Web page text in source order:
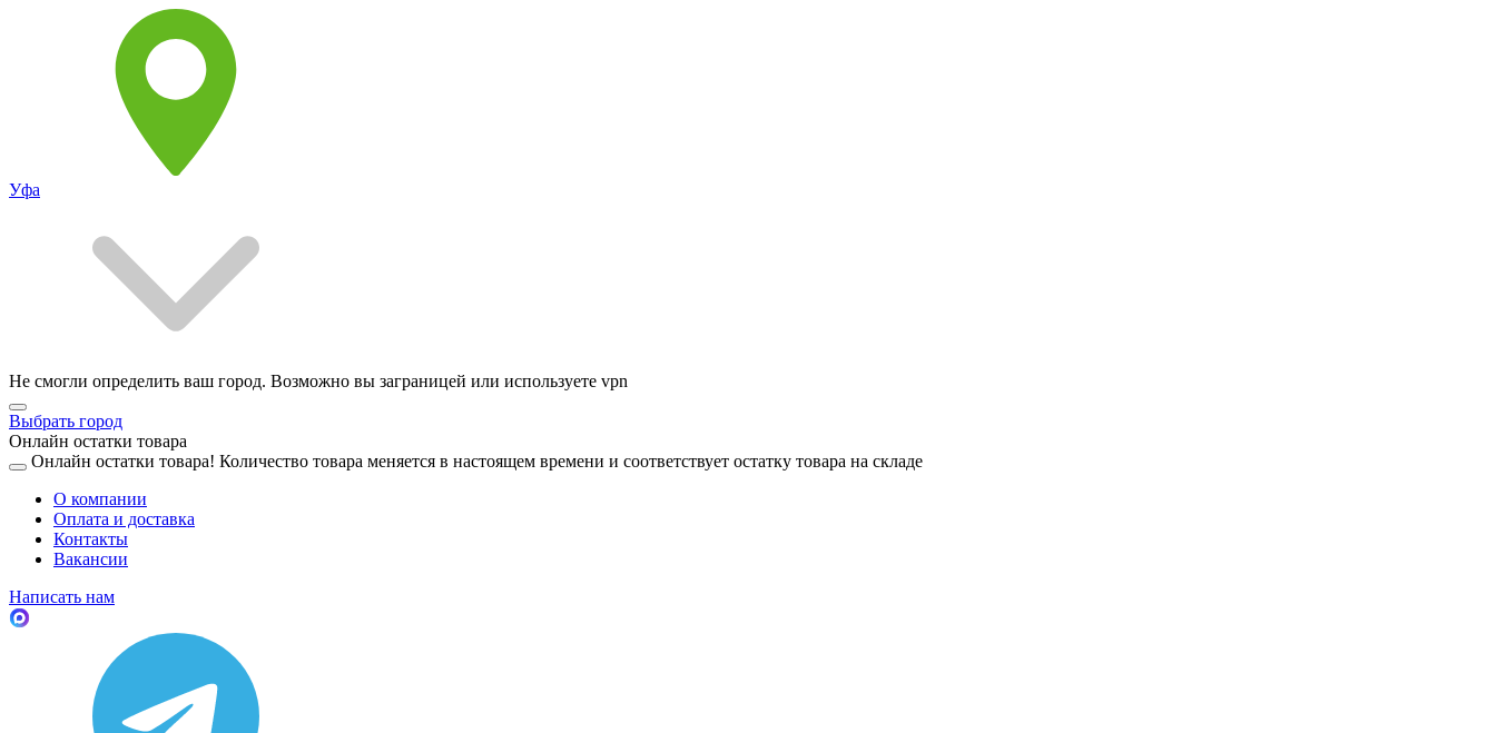
Уфа
Не смогли определить ваш город. Возможно вы заграницей или используете vpn
Выбрать город
Онлайн остатки товара
Онлайн остатки товара! Количество товара меняется в настоящем времени и соответствует остатку товара на складе
О компании
Оплата и доставка
Контакты
Вакансии
Написать нам